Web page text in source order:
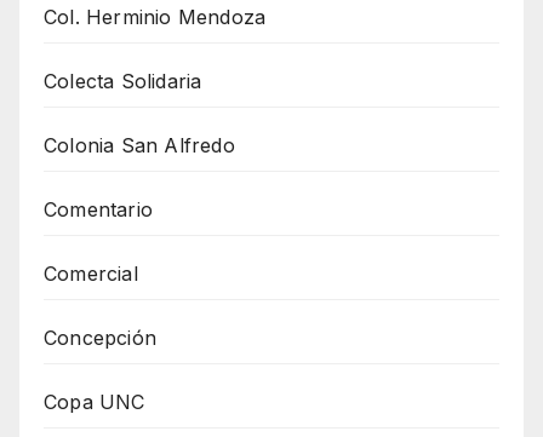
Col. Herminio Mendoza
Colecta Solidaria
Colonia San Alfredo
Comentario
Comercial
Concepción
Copa UNC